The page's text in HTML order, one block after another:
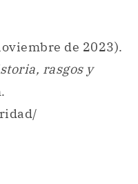
de 2023).
rasgos y